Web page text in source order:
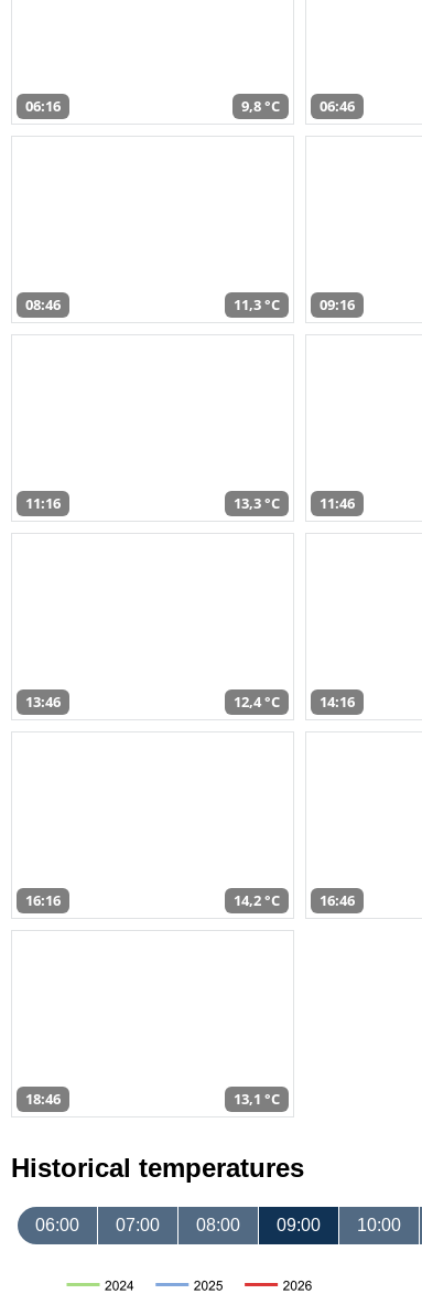
06:16 9,8 °C 06:46
08:46 11,3 °C 09:16
11:16 13,3 °C 11:46
13:46 12,4 °C 14:16
16:16 14,2 °C 16:46
18:46 13,1 °C
Historical temperatures
06:00 07:00 08:00 09:00 10:00